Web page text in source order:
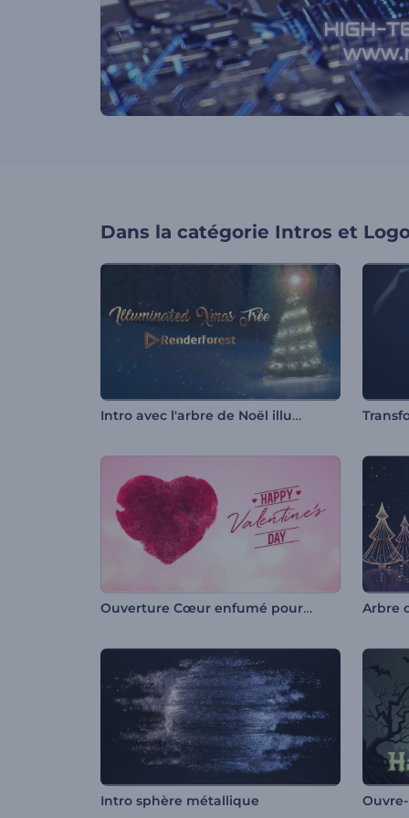
Dans la catégorie Intros et
Intro avec l'arbre de Noël illuminé
Ouverture Cœur enfumé pour la Saint-Valentin
Intro sphère métallique